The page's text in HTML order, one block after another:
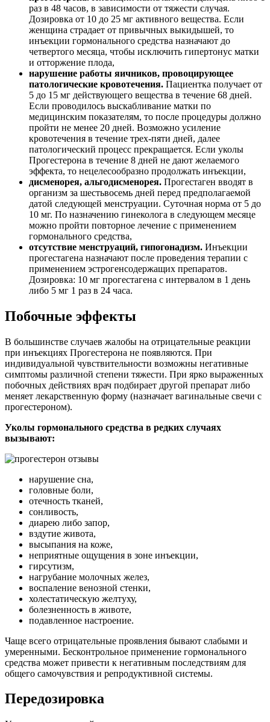
раз в 48 часов, в зависимости от тяжести случая.
Дозировка от 10 до 25 мг активного вещества. Если
женщина страдает от привычных выкидышей, то
инъекции гормонального средства назначают до
четвертого месяца, чтобы исключить гипертонус матки
и отторжение плода,
нарушение работы яичников, провоцирующее
патологические кровотечения. Пациентка получает от
5 до 15 мг действующего вещества в течение 68 дней.
Если проводилось выскабливание матки по
медицинским показателям, то после процедуры должно
пройти не менее 20 дней. Возможно усиление
кровотечения в течение трех-пяти дней, далее
патологический процесс прекращается. Если уколы
Прогестерона в течение 8 дней не дают желаемого
эффекта, то нецелесообразно продолжать инъекции,
дисменорея, альгодисменорея. Прогестаген вводят в
организм за шестьвосемь дней перед предполагаемой
датой следующей менструации. Суточная норма от 5 до
10 мг. По назначению гинеколога в следующем месяце
можно пройти повторное лечение с применением
гормонального средства,
отсутствие менструаций, гипогонадизм. Инъекции
прогестагена назначают после проведения терапии с
применением эстрогенсодержащих препаратов.
Дозировка: 10 мг прогестагена с интервалом в 1 день
либо 5 мг 1 раз в 24 часа.
Побочные эффекты
В большинстве случаев жалобы на отрицательные реакции
при инъекциях Прогестерона не появляются. При
индивидуальной чувствительности возможны негативные
симптомы различной степени тяжести. При ярко выраженных
побочных действиях врач подбирает другой препарат либо
меняет лекарственную форму (назначает вагинальные свечи с
прогестероном).
Уколы гормонального средства в редких случаях
вызывают:
нарушение сна,
головные боли,
отечность тканей,
сонливость,
диарею либо запор,
вздутие живота,
высыпания на коже,
неприятные ощущения в зоне инъекции,
гирсутизм,
нагрубание молочных желез,
воспаление венозной стенки,
холестатическую желтуху,
болезненность в животе,
подавленное настроение.
Чаще всего отрицательные проявления бывают слабыми и
умеренными. Бесконтрольное применение гормонального
средства может привести к негативным последствиям для
общего самочувствия и репродуктивной системы.
Передозировка